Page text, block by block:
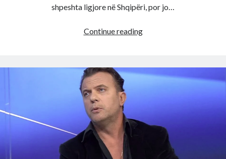
shpeshta ligjore në Shqipëri, por jo…
Continue readingDicka
po
ndodh
Eglit?
Avokatja